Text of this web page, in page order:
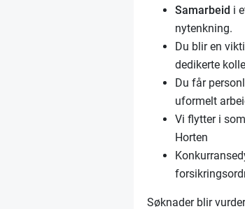
Samarbeid i
nytenkning.
Du blir en
dedikerte
Du får
uformelt
Vi flytter i
Horten
Søknader blir